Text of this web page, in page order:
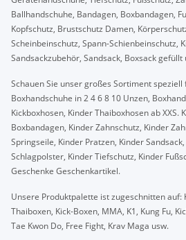
Ballhandschuhe, Bandagen, Boxbandagen,
Kopfschutz, Brustschutz Damen,
Scheinbeinschutz, Spann-Schienbeinschutz,
Sandsackzubehör, Sandsack, Boxsack
Schauen Sie unser großes Sortiment
Boxhandschuhe in 2 4 6 8 10 Unzen,
Kickboxhosen, Kinder Thaiboxhosen ab XXS.
Boxbandagen, Kinder Zahnschutz, Kinder
Springseile, Kinder Pratzen, Kinder
Schlagpolster, Kinder Tiefschutz, Kinder
Geschenke Geschenkartikel.
Unsere Produktpalette ist zugeschnitten auf:
Thaiboxen, Kick-Boxen, MMA, K1, Kung Fu,
Tae Kwon Do, Free Fight, Krav Maga usw.